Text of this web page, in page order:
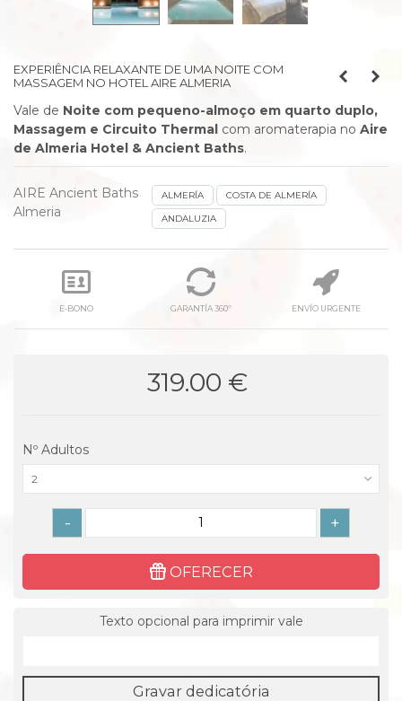
EXPERIÊNCIA RELAXANTE DE UMA NOITE COM
MASSAGEM NO HOTEL AIRE ALMERIA
Vale de Noite com pequeno-almoço em quarto duplo,
Massagem e Circuito Thermal com aromaterapia no Aire
de Almeria Hotel & Ancient Baths.
AIRE Ancient Baths
Almeria
ALMERÍA
COSTA DE ALMERÍA
ANDALUZIA
E-BONO GARANTÍA 360º ENVÍO URGENTE
319.00 €
Nº Adultos
2
- +
OFERECER
Texto opcional para imprimir vale
Gravar dedicatória